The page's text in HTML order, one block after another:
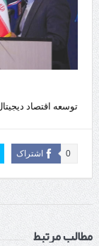
توسعه اقتصاد
اشتراک 0
مطالب مرتبط